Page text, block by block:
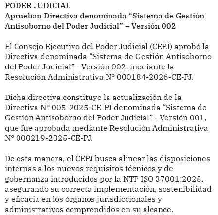
PODER JUDICIAL
Aprueban Directiva denominada “Sistema de Gestión
Antisoborno del Poder Judicial” – Versión 002
El Consejo Ejecutivo del Poder Judicial (CEPJ) aprobó la
Directiva denominada “Sistema de Gestión Antisoborno
del Poder Judicial” - Versión 002, mediante la
Resolución Administrativa N° 000184-2026-CE-PJ.
Dicha directiva constituye la actualización de la
Directiva N° 005-2025-CE-PJ denominada “Sistema de
Gestión Antisoborno del Poder Judicial” - Versión 001,
que fue aprobada mediante Resolución Administrativa
N° 000219-2025-CE-PJ.
De esta manera, el CEPJ busca alinear las disposiciones
internas a los nuevos requisitos técnicos y de
gobernanza introducidos por la NTP ISO 37001:2025,
asegurando su correcta implementación, sostenibilidad
y eficacia en los órganos jurisdiccionales y
administrativos comprendidos en su alcance.